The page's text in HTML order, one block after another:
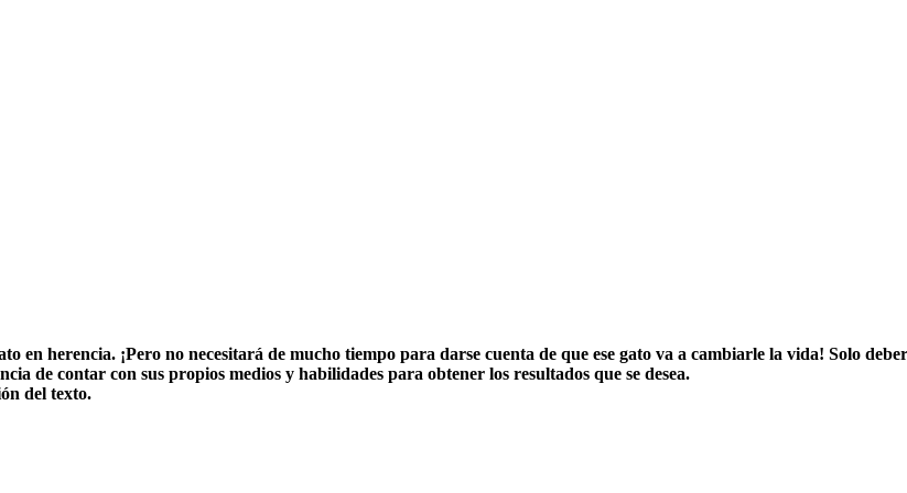
en herencia. ¡Pero no necesitará de mucho tiempo para darse cuenta de que ese gato va a cambiarle la vida! Solo
de contar con sus propios medios y habilidades para obtener los resultados que se desea.
del texto.